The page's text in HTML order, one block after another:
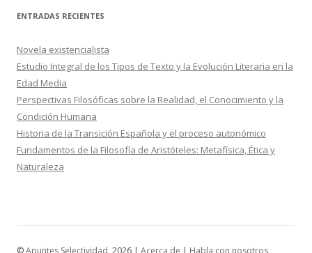
ENTRADAS RECIENTES
Novela existencialista
Estudio Integral de los Tipos de Texto y la Evolución Literaria en la
Edad Media
Perspectivas Filosóficas sobre la Realidad, el Conocimiento y la
Condición Humana
Historia de la Transición Española y el proceso autonómico
Fundamentos de la Filosofía de Aristóteles: Metafísica, Ética y
Naturaleza
©Apuntes Selectividad , 2026 | Acerca de | Habla con nosotros